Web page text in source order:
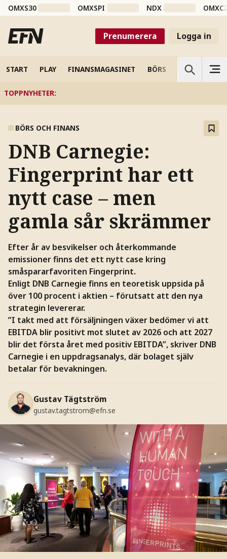
OMXS30 OMXSPI NDX
Prenumerera Logga in
START PLAY FINANSMAGASINET BÖRS VETENSKAP
TOPPNYHETER:
BÖRS OCH FINANS
DNB Carnegie:
Fingerprint har ett
nytt case – men
gamla sår skrämmer
Efter år av besvikelser och återkommande
emissioner finns det ett nytt case kring
småspararfavoriten Fingerprint.
Enligt DNB Carnegie finns en teoretisk uppsida på
över 100 procent i aktien – förutsatt att den nya
strategin levererar.
”I takt med att försäljningen växer bedömer vi att
EBITDA blir positivt mot slutet av 2026 och att 2027
blir det första året med positiv EBITDA”, skriver DNB
Carnegie i en uppdragsanalys, där bolaget själv
betalar för bevakningen.
Gustav Tägtström
gustav.tagtstrom@efn.se